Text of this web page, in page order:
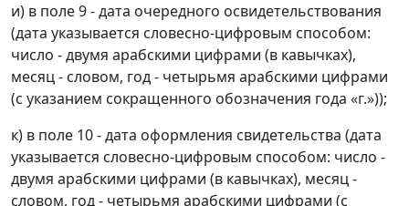
и) в поле 9 - дата очередного освидетельствования
(дата указывается словесно-цифровым способом:
число - двумя арабскими цифрами (в кавычках),
месяц - словом, год - четырьмя арабскими цифрами
(с указанием сокращенного обозначения года «г.»));
к) в поле 10 - дата оформления свидетельства (дата
указывается словесно-цифровым способом: число -
двумя арабскими цифрами (в кавычках), месяц -
словом, год - четырьмя арабскими цифрами (с